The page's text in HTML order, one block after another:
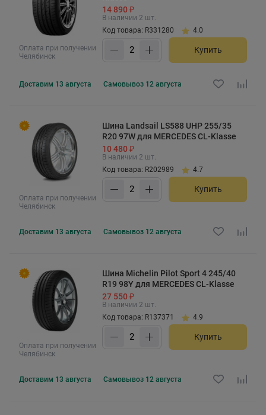
Оплата при получении
Челябинск
14 890 ₽
В наличии 2 шт.
Код товара: R331280
4.0
Купить
Доставим 13 августа Самовывоз 12 августа
Оплата при получении
Челябинск
Шина Landsail LS588 UHP 255/35
R20 97W для MERCEDES CL-Klasse
10 480 ₽
В наличии 2 шт.
Код товара: R202989
4.7
Купить
Доставим 13 августа Самовывоз 12 августа
Оплата при получении
Челябинск
Шина Michelin Pilot Sport 4 245/40
R19 98Y для MERCEDES CL-Klasse
27 550 ₽
В наличии 2 шт.
Код товара: R137371
4.9
Купить
Доставим 13 августа Самовывоз 12 августа